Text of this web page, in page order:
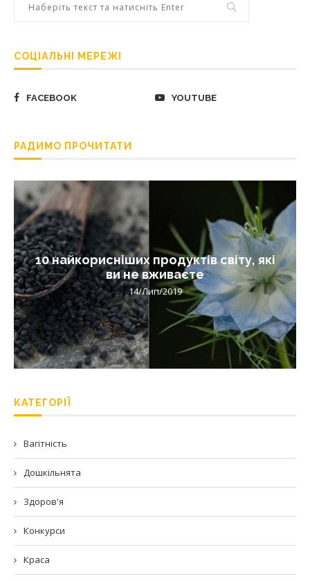
СОЦІАЛЬНІ МЕРЕЖІ
FACEBOOK YOUTUBE
РАДИМО ПРОЧИТАТИ
10 найкорисніших продуктів світу, які
ви не вживаєте
14/Лип/2019
КАТЕГОРІЇ
Вагітність
Дошкільнята
Здоров'я
Конкурси
Краса